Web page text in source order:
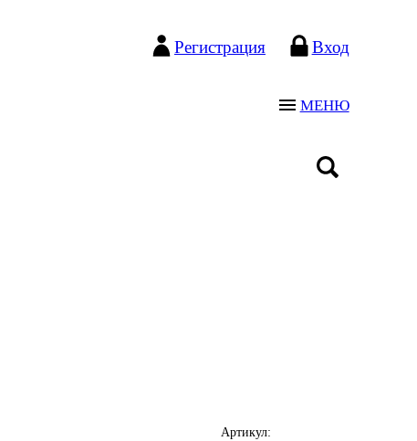
Регистрация Вход
МЕНЮ
Артикул: